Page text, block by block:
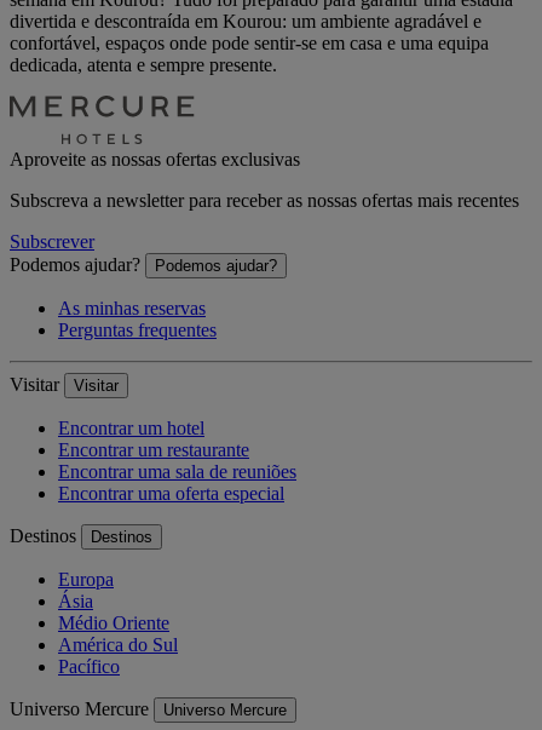
divertida e descontraída em Kourou: um ambiente agradável e
confortável, espaços onde pode sentir-se em casa e uma equipa
dedicada, atenta e sempre presente.
Aproveite as nossas ofertas exclusivas
Subscreva a newsletter para receber as nossas ofertas mais recentes
Subscrever
Podemos ajudar?
Podemos ajudar?
As minhas reservas
Perguntas frequentes
Visitar Visitar
Encontrar um hotel
Encontrar um restaurante
Encontrar uma sala de reuniões
Encontrar uma oferta especial
Destinos Destinos
Europa
Ásia
Médio Oriente
América do Sul
Pacífico
Universo Mercure Universo Mercure